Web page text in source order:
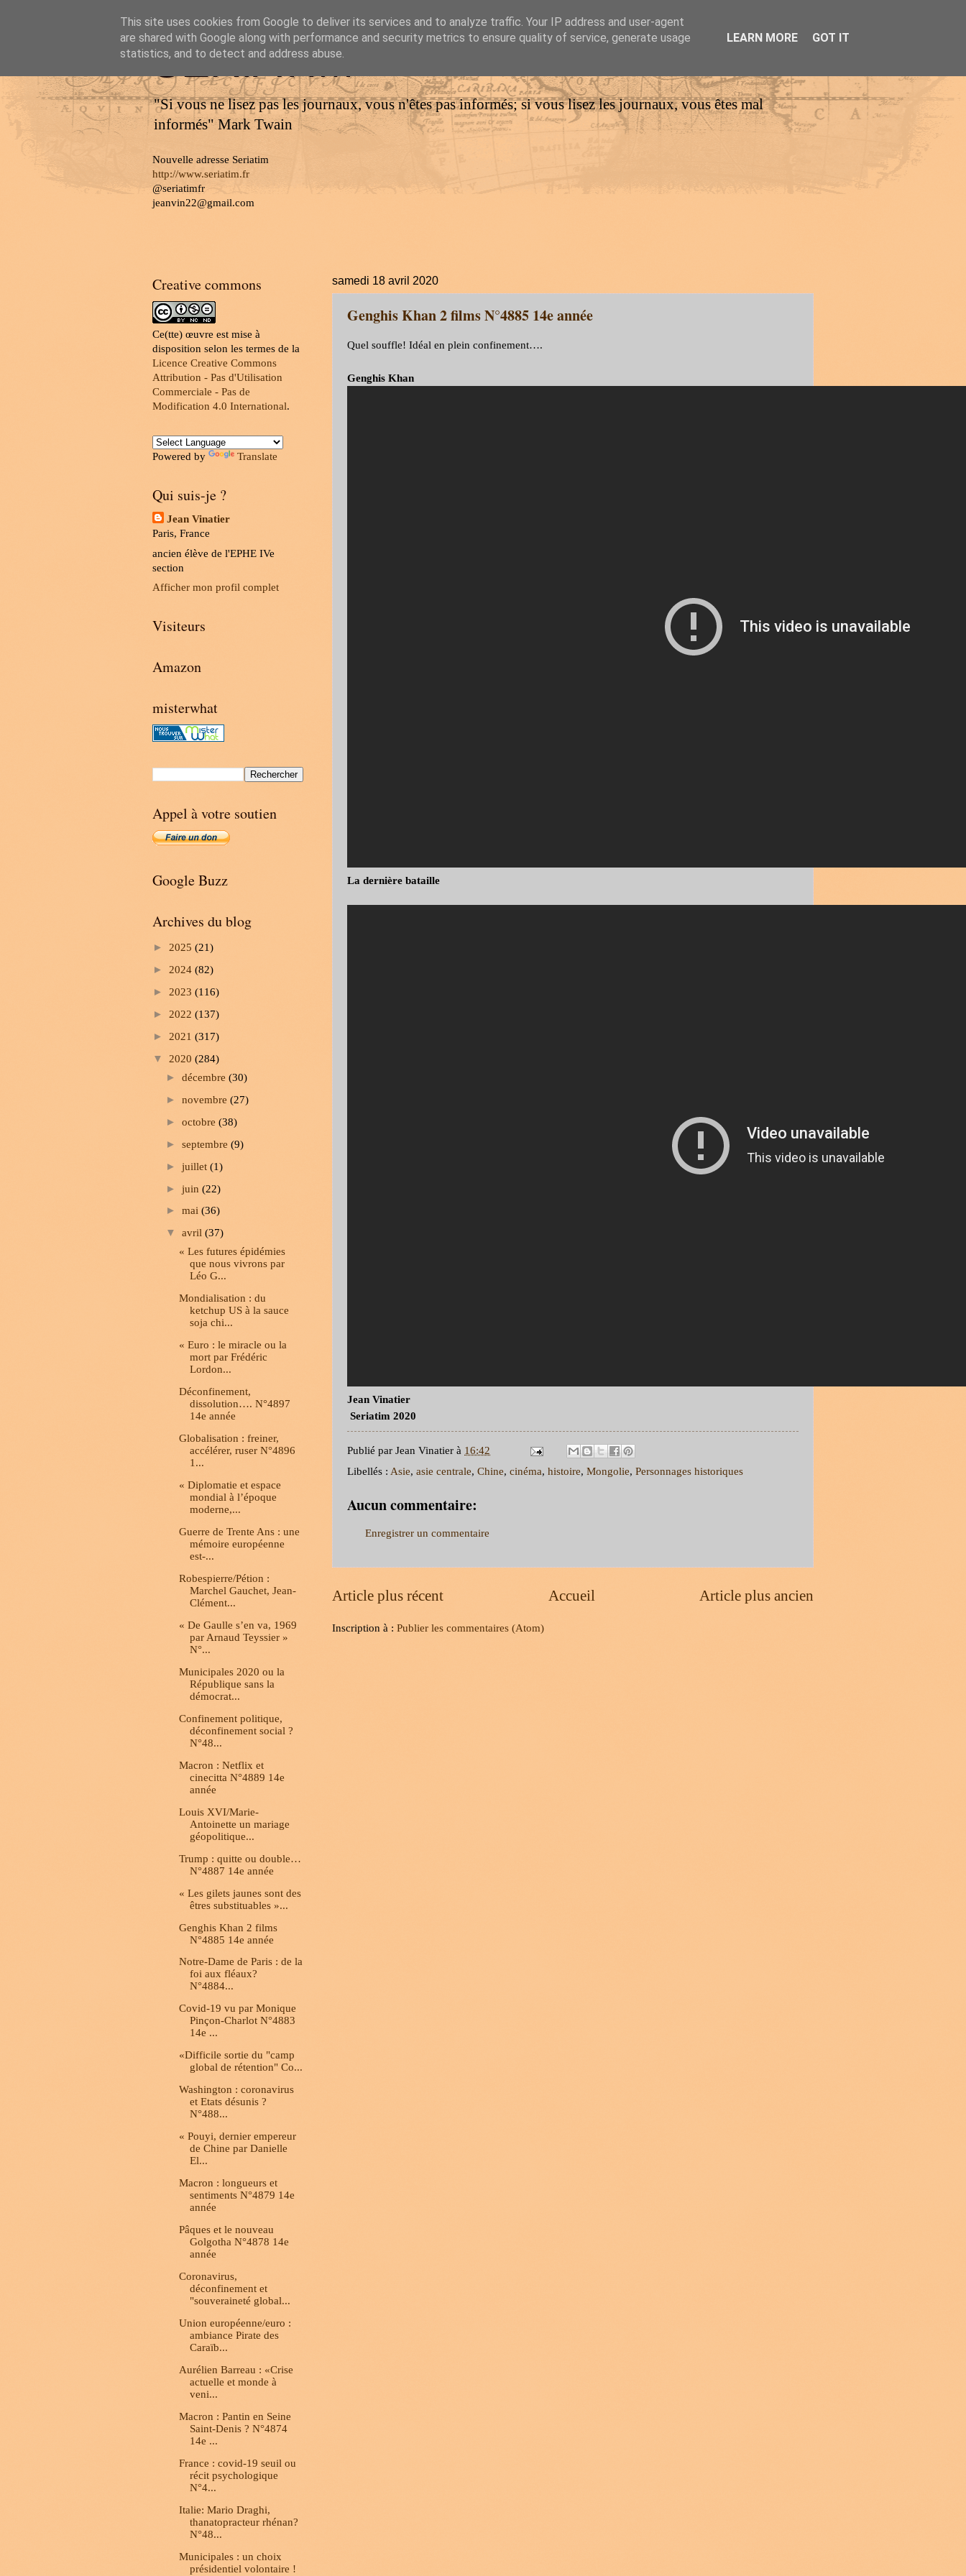
SERIATIM
"Si vous ne lisez pas les journaux, vous n'êtes pas informés; si vous lisez les journaux, vous êtes mal
informés" Mark Twain
Nouvelle adresse Seriatim
http://www.seriatim.fr
@seriatimfr
jeanvin22@gmail.com
samedi 18 avril 2020
Genghis Khan 2 films N°4885 14e année
Quel souffle! Idéal en plein confinement….
Genghis Khan
La dernière bataille
Jean Vinatier
Seriatim 2020
Publié par Jean Vinatier à 16:42
Libellés : Asie, asie centrale, Chine, cinéma, histoire, Mongolie, Personnages historiques
Aucun commentaire:
Enregistrer un commentaire
Article plus récent Article plus ancien
Accueil
Inscription à : Publier les commentaires (Atom)
Creative commons
Ce(tte) œuvre est mise à
disposition selon les termes de la
Licence Creative Commons
Attribution - Pas d'Utilisation
Commerciale - Pas de
Modification 4.0 International.
Powered by Translate
Qui suis-je ?
Jean Vinatier
Paris, France
ancien élève de l'EPHE IVe
section
Afficher mon profil complet
Visiteurs
Amazon
misterwhat
Appel à votre soutien
Google Buzz
Archives du blog
► 2025 (21)
► 2024 (82)
► 2023 (116)
► 2022 (137)
► 2021 (317)
▼ 2020 (284)
► décembre (30)
► novembre (27)
► octobre (38)
► septembre (9)
► juillet (1)
► juin (22)
► mai (36)
▼ avril (37)
« Les futures épidémies
que nous vivrons par
Léo G...
Mondialisation : du
ketchup US à la sauce
soja chi...
« Euro : le miracle ou la
mort par Frédéric
Lordon...
Déconfinement,
dissolution…. N°4897
14e année
Globalisation : freiner,
accélérer, ruser N°4896
1...
« Diplomatie et espace
mondial à l’époque
moderne,...
Guerre de Trente Ans : une
mémoire européenne
est-...
Robespierre/Pétion :
Marchel Gauchet, Jean-
Clément...
« De Gaulle s’en va, 1969
par Arnaud Teyssier »
N°...
Municipales 2020 ou la
République sans la
démocrat...
Confinement politique,
déconfinement social ?
N°48...
Macron : Netflix et
cinecitta N°4889 14e
année
Louis XVI/Marie-
Antoinette un mariage
géopolitique...
Trump : quitte ou double…
N°4887 14e année
« Les gilets jaunes sont des
êtres substituables »...
Genghis Khan 2 films
N°4885 14e année
Notre-Dame de Paris : de la
foi aux fléaux?
N°4884...
Covid-19 vu par Monique
Pinçon-Charlot N°4883
14e ...
«Difficile sortie du "camp
global de rétention" Co...
Washington : coronavirus
et Etats désunis ?
N°488...
« Pouyi, dernier empereur
de Chine par Danielle
El...
Macron : longueurs et
sentiments N°4879 14e
année
Pâques et le nouveau
Golgotha N°4878 14e
année
Coronavirus,
déconfinement et
"souveraineté global...
Union européenne/euro :
ambiance Pirate des
Caraïb...
Aurélien Barreau : «Crise
actuelle et monde à
veni...
Macron : Pantin en Seine
Saint-Denis ? N°4874
14e ...
France : covid-19 seuil ou
récit psychologique
N°4...
Italie: Mario Draghi,
thanatopracteur rhénan?
N°48...
Municipales : un choix
présidentiel volontaire !
This site uses cookies from Google to deliver its services and to analyze traffic. Your IP address and user-agent
are shared with Google along with performance and security metrics to ensure quality of service, generate usage
statistics, and to detect and address abuse.
LEARN MORE GOT IT